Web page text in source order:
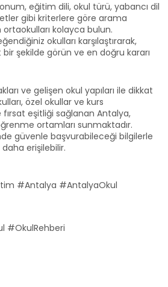
eğitim dili, okul türü, yabancı dil
gibi kriterlere göre arama
kolayca bulun.
okulları karşılaştırarak,
bir şekilde görün ve en doğru kararı
ve gelişen okul yapıları ile dikkat
özel okullar ve kurs
eşitliği sağlanan Antalya,
ortamları sunmaktadır.
güvenle başvurabileceği bilgilerle
erişilebilir.
#Antalya #AntalyaOkul
#OkulRehberi